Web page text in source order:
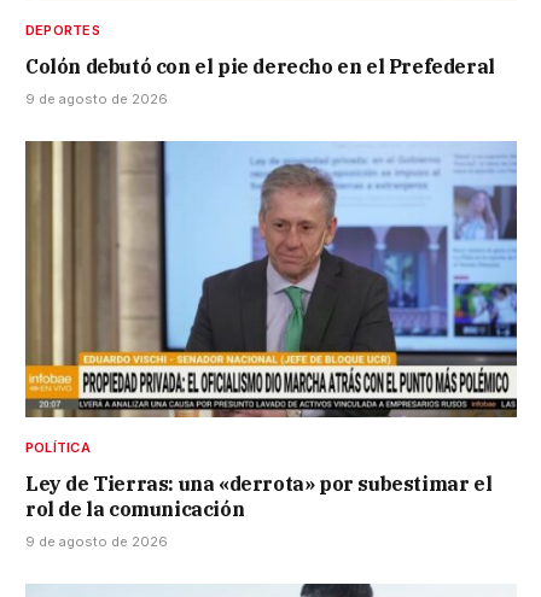
DEPORTES
Colón debutó con el pie derecho en el Prefederal
9 de agosto de 2026
POLÍTICA
Ley de Tierras: una «derrota» por subestimar el
rol de la comunicación
9 de agosto de 2026